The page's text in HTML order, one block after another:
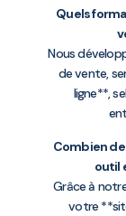
Quels
Nous
de vente,
ligne**,
Combien
outil
Grâce à
votre